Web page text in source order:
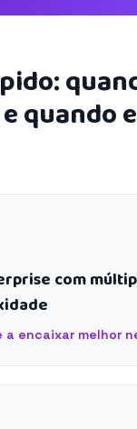
quando
com
a encaixar melhor